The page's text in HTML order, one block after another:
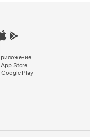
App Store
Google Play